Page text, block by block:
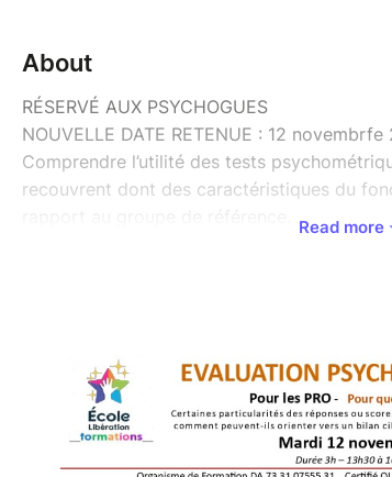
About
RÉSERVÉ AUX PSYCHOGUES
NOUVELLE DATE RETENUE : 12
Comprendre l’utilité des tests
recouvrent dont des caractéristiques du
décalages qui doivent interroger. Les
comportement de la personne vous
préconisations puis d’indiquer, si
ou infirmer ces préconisations.
Ces professionnels pourront réaliser des
Read more